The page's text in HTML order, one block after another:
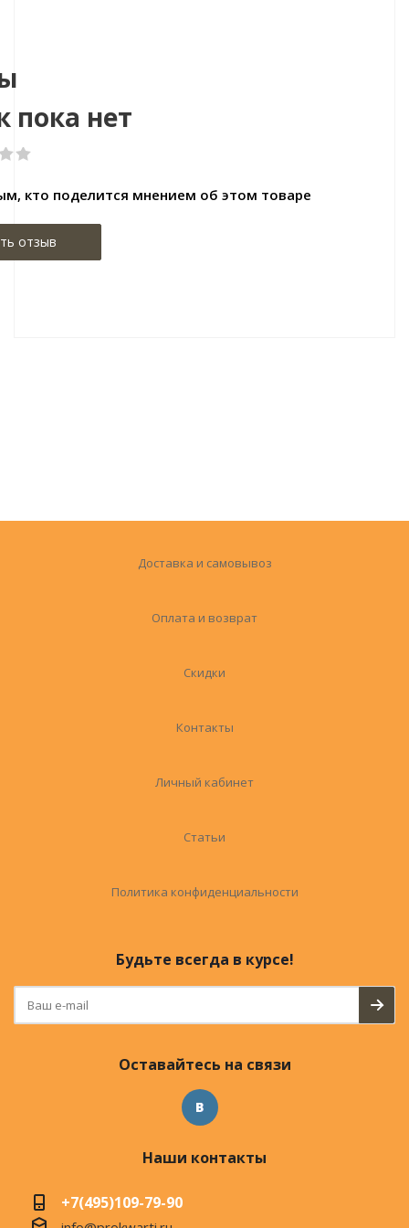
пока нет
кто поделится мнением об этом товаре
отзыв
Доставка и самовывоз
Оплата и возврат
Скидки
Контакты
Личный кабинет
Статьи
Политика конфиденциальности
Будьте всегда в курсе!
Оставайтесь на связи
Наши контакты
+7(495)109-79-90